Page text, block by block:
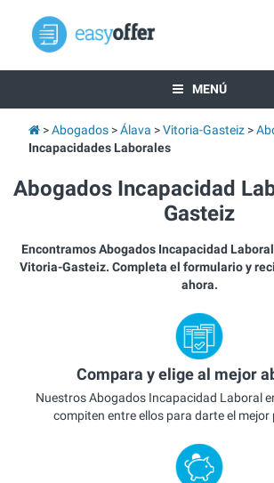
MENÚ
Abogados Álava Vitoria-Gasteiz
Incapacidades Laborales
Abogados Incapacidad
Gasteiz
Encontramos Abogados Incapacidad
Vitoria-Gasteiz. Completa el formulario y
ahora.
Compara y elige al mejor
Nuestros Abogados Incapacidad Laboral
compiten entre ellos para darte el mejor